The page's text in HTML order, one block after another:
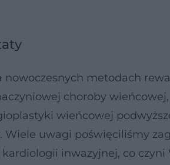
nowoczesnych metodach
choroby
wieńcowej
Wiele uwagi poświęciliśmy
inwazyjnej, co czyni